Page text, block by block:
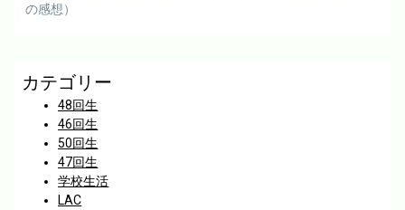
の感想）
カテゴリー
48回生
46回生
50回生
47回生
学校生活
LAC